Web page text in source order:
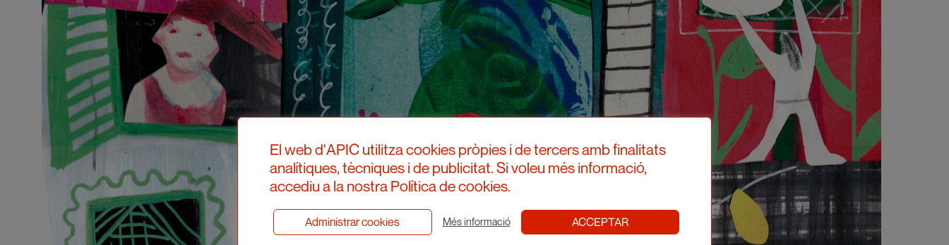
El web d'APIC utilitza cookies pròpies i de tercers amb finalitats
analítiques, tècniques i de publicitat. Si voleu més informació,
accediu a la nostra Política de cookies.
Administrar cookies Més informació ACCEPTAR